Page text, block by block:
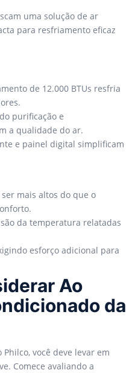
uma solução de ar
para resfriamento eficaz
de 12.000 BTUs resfria
purificação e
a qualidade do ar.
e painel digital simplificam
mais altos do que o
da temperatura relatadas
esforço adicional para
Ao
da
você deve levar em
Comece avaliando a